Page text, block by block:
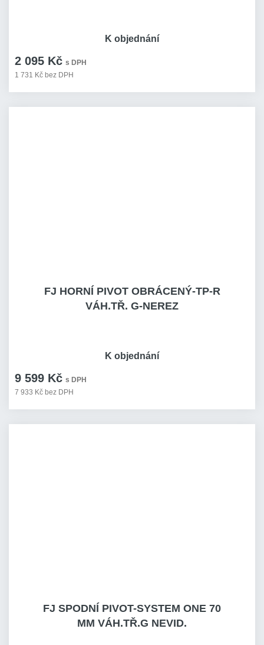
2 095 Kč s DPH
1 731 Kč bez DPH
K objednání
FJ HORNÍ PIVOT OBRÁCENÝ-TP-R
VÁH.TŘ. G-NEREZ
9 599 Kč s DPH
7 933 Kč bez DPH
K objednání
FJ SPODNÍ PIVOT-SYSTEM ONE 70
MM VÁH.TŘ.G NEVID.